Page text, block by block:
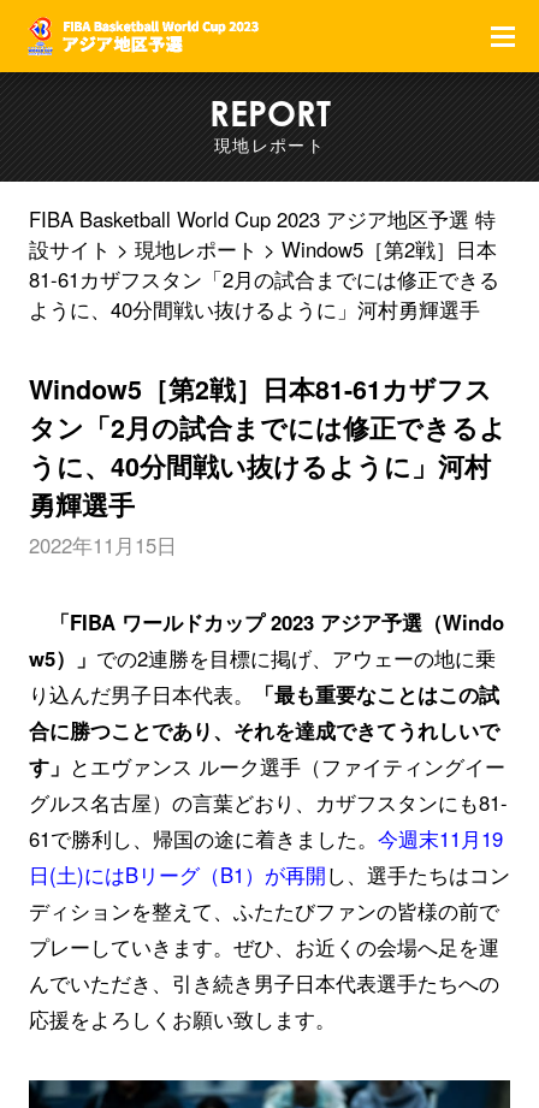
REPORT
現地レポート
FIBA Basketball World Cup 2023 アジア地区予選 特
設サイト
現地レポート
Window5［第2戦］日本
81-61カザフスタン「2月の試合までには修正できる
ように、40分間戦い抜けるように」河村勇輝選手
Window5［第2戦］日本81-61カザフス
タン「2月の試合までには修正できるよ
うに、40分間戦い抜けるように」河村
勇輝選手
2022年11月15日
「FIBA ワールドカップ 2023 アジア予選（Windo
w5）」 での2連勝を目標に掲げ、アウェーの地に乗
り込んだ男子日本代表。
「最も重要なことはこの試
合に勝つことであり、それを達成できてうれしいで
す」 とエヴァンス ルーク選手（ファイティングイー
グルス名古屋）の言葉どおり、カザフスタンにも81-
61で勝利し、帰国の途に着きました。 今週末11月19
日(土)にはBリーグ（B1）が再開し、選手たちはコン
ディションを整えて、ふたたびファンの皆様の前で
プレーしていきます。ぜひ、お近くの会場へ足を運
んでいただき、引き続き男子日本代表選手たちへの
応援をよろしくお願い致します。